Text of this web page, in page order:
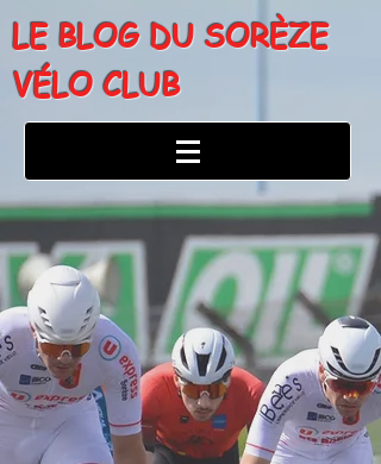
LE BLOG DU SORÈZE
VÉLO CLUB